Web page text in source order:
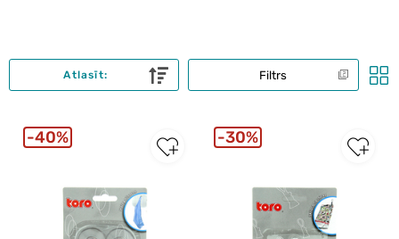
Filtrs
Atlasīt:
40% 30%